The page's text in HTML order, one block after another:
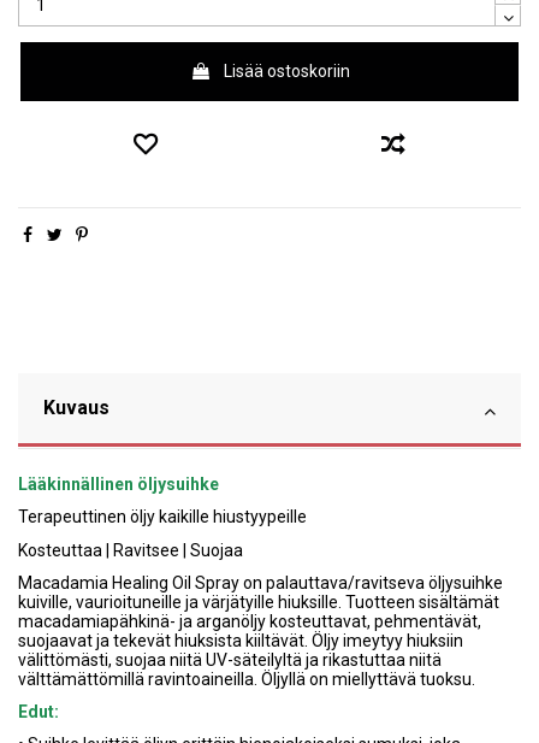
Lisää ostoskoriin
Kuvaus
Lääkinnällinen öljysuihke
Terapeuttinen öljy kaikille hiustyypeille
Kosteuttaa | Ravitsee | Suojaa
Macadamia Healing Oil Spray on palauttava/ravitseva öljysuihke
kuiville, vaurioituneille ja värjätyille hiuksille. Tuotteen sisältämät
macadamiapähkinä- ja arganöljy kosteuttavat, pehmentävät,
suojaavat ja tekevät hiuksista kiiltävät. Öljy imeytyy hiuksiin
välittömästi, suojaa niitä UV-säteilyltä ja rikastuttaa niitä
välttämättömillä ravintoaineilla. Öljyllä on miellyttävä tuoksu.
Edut: